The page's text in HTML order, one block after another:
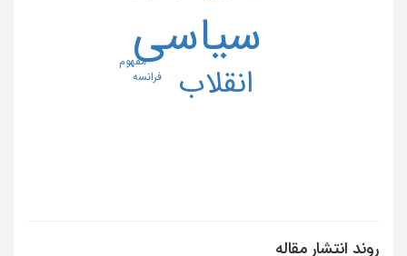
سیاسی
انقلاب فرانسه
مفهوم
روند انتشار مقاله